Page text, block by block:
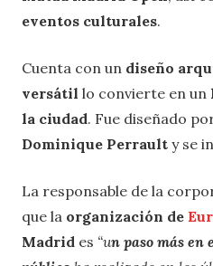
eventos culturales.
Cuenta con un diseño
versátil lo convierte en un
la ciudad. Fue diseñado
Dominique Perrault y se
La responsable de la
que la organización de
Madrid es “un paso más en